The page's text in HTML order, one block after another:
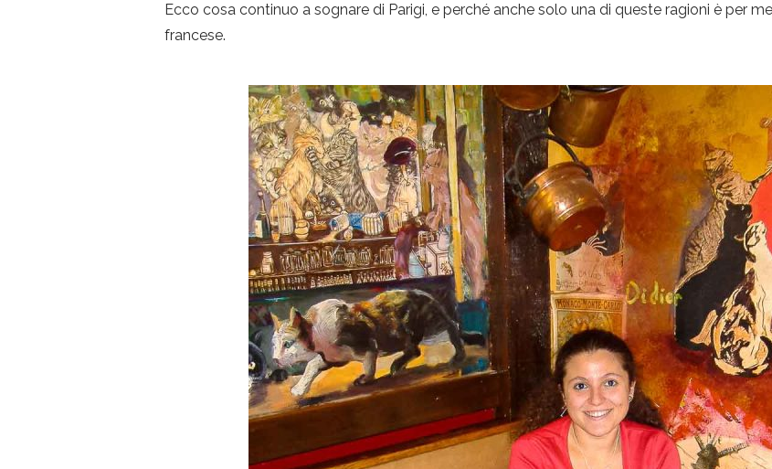
Ecco cosa continuo a sognare di Parigi, e perché anche solo una di queste ragioni è per
francese.